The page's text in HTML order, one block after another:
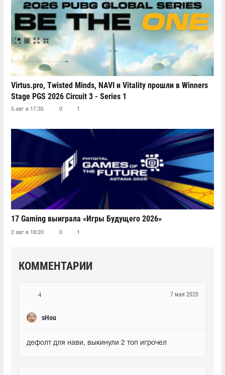
Virtus.pro, Twisted Minds, NAVI и Vitality прошли в Winners
Stage PGS 2026 Circuit 3 - Series 1
5 авг в 17:35 0 1
17 Gaming выиграла «Игры Будущего 2026»
2 авг в 18:20 0 1
КОММЕНТАРИИ
4
sHou
7 мая 2020
дефолт для нави, выкинули 2 топ игрочел